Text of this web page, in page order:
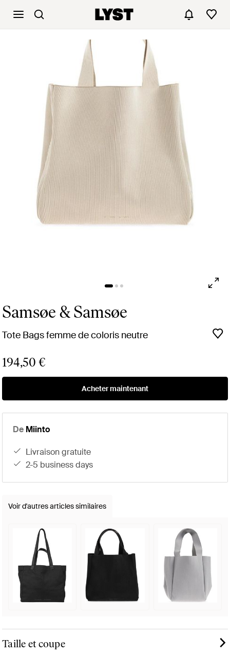
Samsøe & Samsøe
Tote Bags femme de coloris neutre
194,50 €
Acheter maintenant
De Miinto
livraison gratuite
2-5 business days
Voir d'autres articles similaires
Taille et coupe